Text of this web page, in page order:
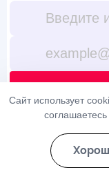
согласие на
Сайт использует